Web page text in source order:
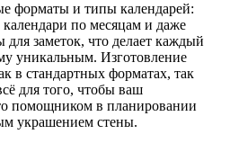
форматы и типы календарей:
по месяцам и даже
заметок, что делает каждый
уникальным. Изготовление
в стандартных форматах, так
для того, чтобы ваш
помощником в планировании
украшением стены.